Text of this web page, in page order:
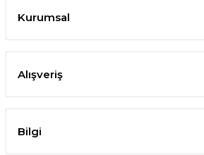
Kurumsal
Alışveriş
Bilgi